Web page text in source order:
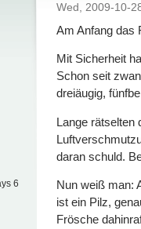
6
Wed, 2009-10-
Am Anfang das
Mit Sicherheit
Schon seit
dreiäugig,
Lange rätselten
daran schuld.
Nun weiß man:
ist ein Pilz,
Frösche